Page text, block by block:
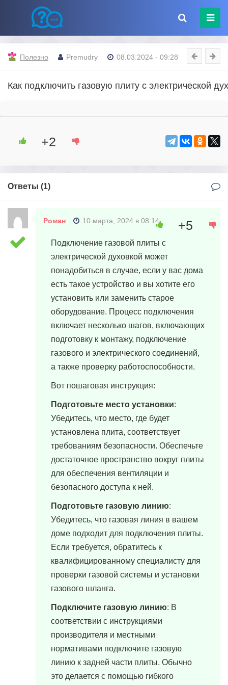
Полезно Premudry 08.03.2024 - 09:28
Как подключить газовую плиту с электрической
+2
Ответы (1)
Роман 10 марта, 2024 в 08:14
Подключение газовой плиты с
электрической духовкой может
понадобиться в случае, если у вас дома
есть такое устройство и вы хотите его
установить или заменить старое
оборудование. Процесс подключения
включает несколько шагов, включающих
подготовку к монтажу, подключение
газового и электрического соединений,
а также проверку работоспособности.
Вот пошаговая инструкция:
Подготовьте место установки:
Убедитесь, что место, где будет
установлена плита, соответствует
требованиям безопасности. Обеспечьте
достаточное пространство вокруг плиты
для обеспечения вентиляции и
безопасного доступа к ней.
Подготовьте газовую линию:
Убедитесь, что газовая линия в вашем
доме подходит для подключения плиты.
Если требуется, обратитесь к
квалифицированному специалисту для
проверки газовой системы и установки
газового шланга.
Подключите газовую линию: В
соответствии с инструкциями
производителя и местными
нормативами подключите газовую
линию к задней части плиты. Обычно
это делается с помощью гибкого
+5